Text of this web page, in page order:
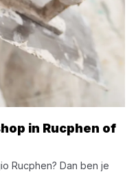
in Rucphen of
Rucphen? Dan ben je